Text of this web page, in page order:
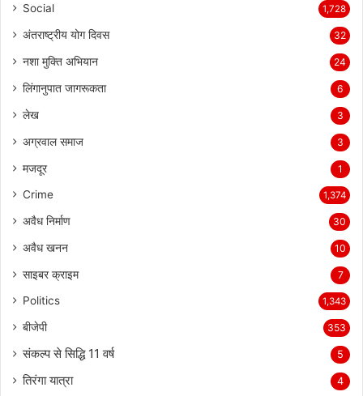
Social 1,728
अंतराष्ट्रीय योग दिवस 32
नशा मुक्ति अभियान 24
लिंगानुपात जागरूकता 6
लेख 3
अग्रवाल समाज 3
मजदूर 1
Crime 1,374
अवैध निर्माण 30
अवैध खनन 10
साइबर क्राइम 7
Politics 1,343
बीजेपी 353
संकल्प से सिद्धि 11 वर्ष 5
तिरंगा यात्रा 4